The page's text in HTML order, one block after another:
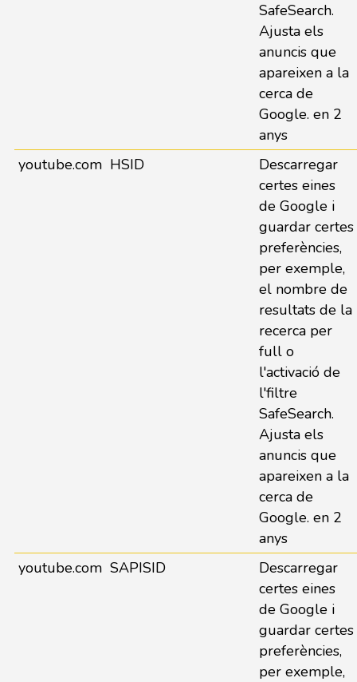
SafeSearch.
Ajusta els
anuncis que
apareixen a la
cerca de
Google. en 2
anys
youtube.com HSID
Descarregar
certes eines
de Google i
guardar certes
preferències,
per exemple,
el nombre de
resultats de la
recerca per
full o
l'activació de
l'filtre
SafeSearch.
Ajusta els
anuncis que
apareixen a la
cerca de
Google. en 2
anys
youtube.com SAPISID
Descarregar
certes eines
de Google i
guardar certes
preferències,
per exemple,